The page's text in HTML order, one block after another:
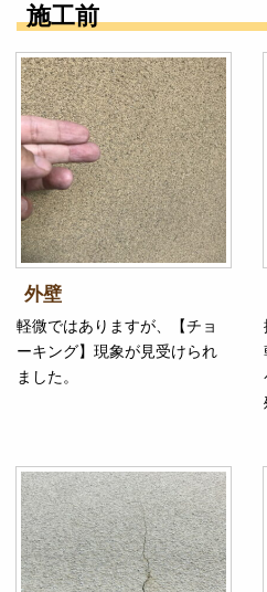
施工前
外壁
軽微ではありますが、【チョ
ーキング】現象が見受けられ
ました。